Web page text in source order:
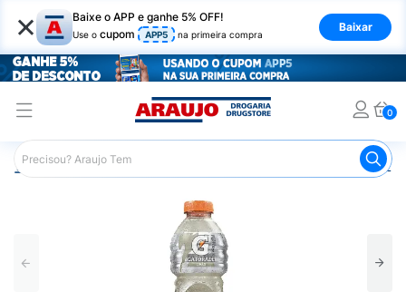
× Baixe o APP e ganhe 5% OFF!
Use o cupom APP5 na primeira compra
Baixar
0
Araujo Mercado Gatorade